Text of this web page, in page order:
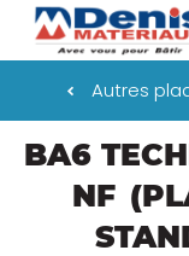
Autres
BA6
NF